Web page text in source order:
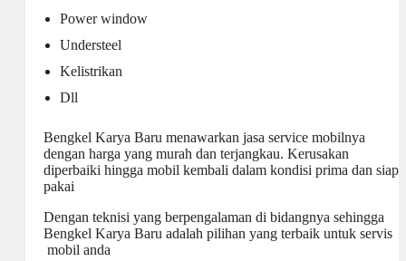
Power window
Understeel
Kelistrikan
Dll
Bengkel Karya Baru menawarkan jasa service mobilnya
dengan harga yang murah dan terjangkau. Kerusakan
diperbaiki hingga mobil kembali dalam kondisi prima dan siap
pakai
Dengan teknisi yang berpengalaman di bidangnya sehingga
Bengkel Karya Baru adalah pilihan yang terbaik untuk servis
mobil anda